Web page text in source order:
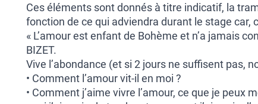
Ces éléments sont donnés à titre indicatif, la
fonction de ce qui adviendra durant le stage car,
« L’amour est enfant de Bohème et n’a jamais
BIZET.
Vive l’abondance (et si 2 jours ne suffisent pas,
• Comment l’amour vit-il en moi ?
• Comment j’aime vivre l’amour, ce que je peux